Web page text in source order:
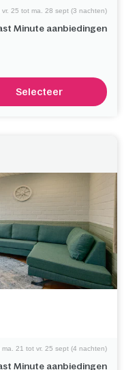
Minute aanbiedingen
vr. 25 tot ma. 28 sept (3 nachten)
Selecteer
Minute aanbiedingen
ma. 21 tot vr. 25 sept (4 nachten)